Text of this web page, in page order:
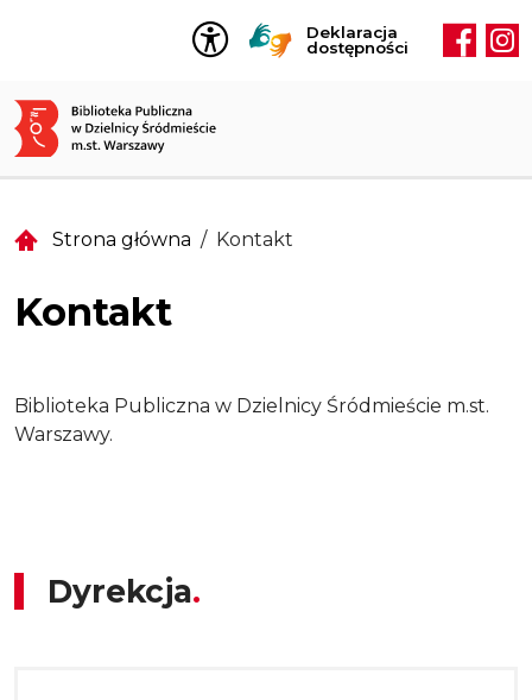
Deklaracja
dostępności
Strona główna Kontakt
Kontakt
Biblioteka Publiczna w Dzielnicy Śródmieście m.st.
Warszawy.
Dyrekcja